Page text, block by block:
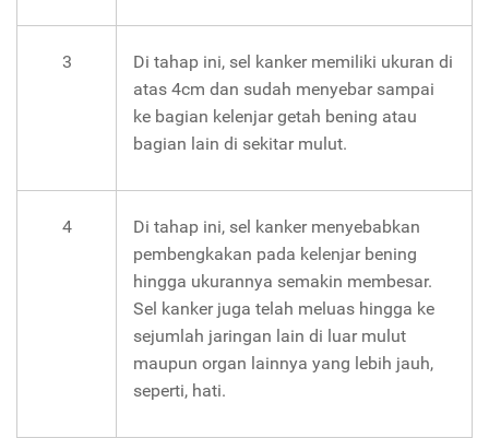
3
Di tahap ini, sel kanker memiliki ukuran di
atas 4cm dan sudah menyebar sampai
ke bagian kelenjar getah bening atau
bagian lain di sekitar mulut.
4
Di tahap ini, sel kanker menyebabkan
pembengkakan pada kelenjar bening
hingga ukurannya semakin membesar.
Sel kanker juga telah meluas hingga ke
sejumlah jaringan lain di luar mulut
maupun organ lainnya yang lebih jauh,
seperti, hati.